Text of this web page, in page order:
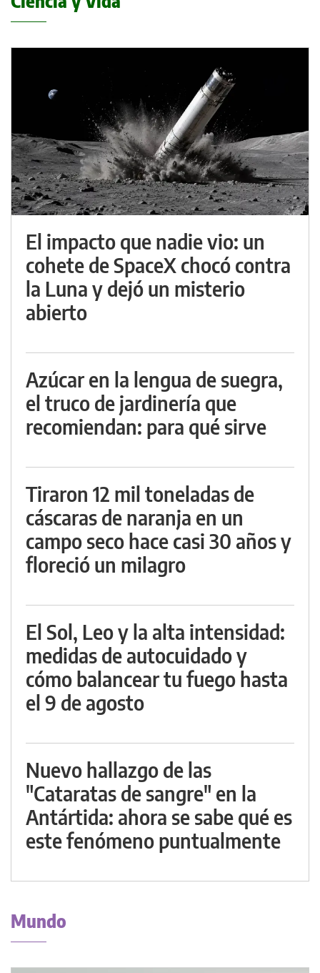
El impacto que nadie vio: un
cohete de SpaceX chocó contra
la Luna y dejó un misterio
abierto
Azúcar en la lengua de suegra,
el truco de jardinería que
recomiendan: para qué sirve
Tiraron 12 mil toneladas de
cáscaras de naranja en un
campo seco hace casi 30 años y
floreció un milagro
El Sol, Leo y la alta intensidad:
medidas de autocuidado y
cómo balancear tu fuego hasta
el 9 de agosto
Nuevo hallazgo de las
"Cataratas de sangre" en la
Antártida: ahora se sabe qué es
este fenómeno puntualmente
Mundo